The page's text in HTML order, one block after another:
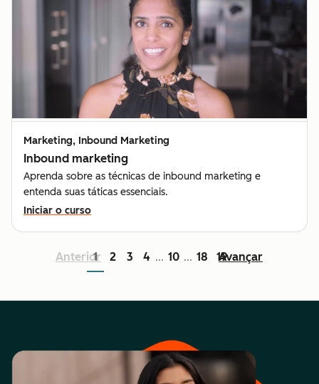
Marketing, Inbound Marketing
Inbound marketing
Aprenda sobre as técnicas de inbound marketing e
entenda suas táticas essenciais.
Iniciar o curso
Anterior
1 2 3 4 ... 10 ... 18 19
Avançar